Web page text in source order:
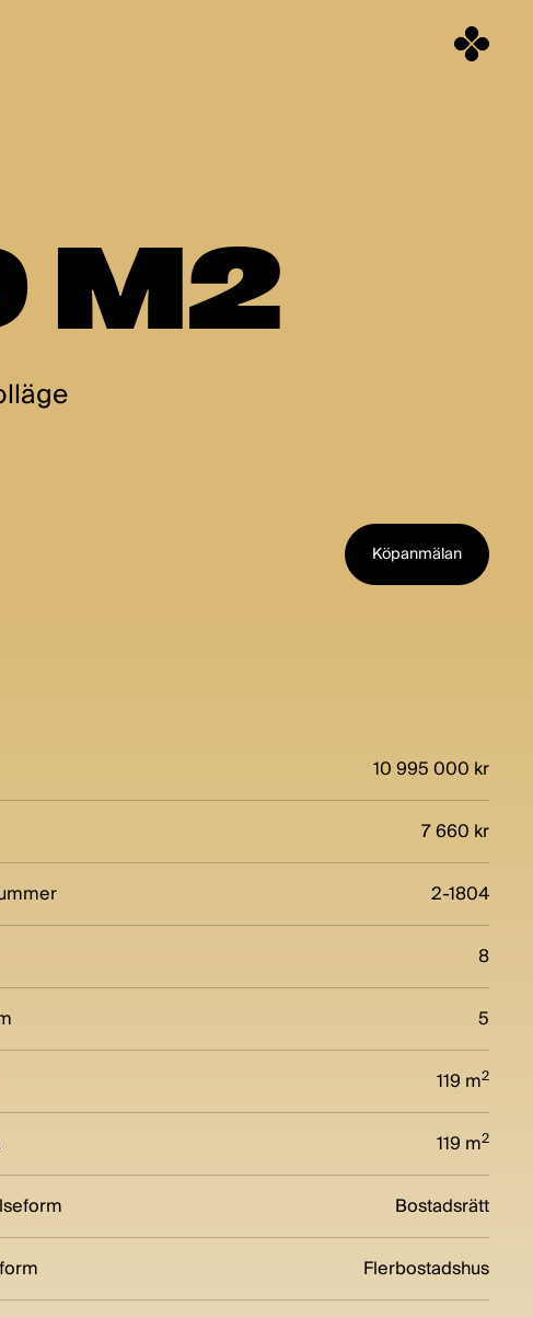
M2
Köpanmälan
10 995 000 kr
7 660 kr
2-1804
8
5
119 m2
119 m2
Bostadsrätt
Flerbostadshus